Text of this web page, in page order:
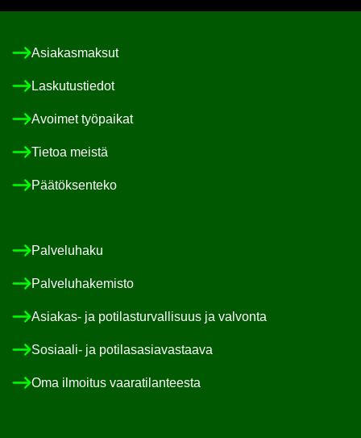
Asia­kas­mak­sut
Las­ku­tus­tie­dot
Avoi­met työ­pai­kat
Tie­toa meis­tä
Pää­tök­sen­te­ko
Pal­ve­lu­ha­ku
Pal­ve­lu­ha­ke­mis­to
Asiakas-​ ja po­ti­las­tur­val­li­suus ja val­von­ta
Sosiaali-​ ja po­ti­las­asia­vas­taa­va
Oma il­moi­tus vaa­ra­ti­lan­tees­ta